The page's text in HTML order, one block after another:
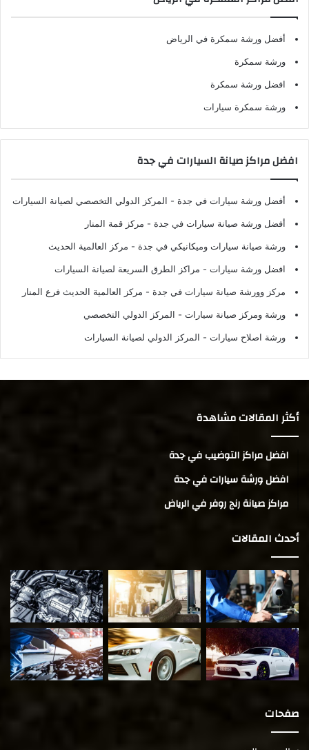
أفضل ورشة سمكرة في الرياض
ورشة سمكرة
افضل ورشة سمكرة
ورشة سمكرة سيارات
افضل مراكز صيانة السيارات في جدة
أفضل ورشة سيارات في جدة - المركز الدولي التخصصي لصيانة السيارات
أفضل ورشة صيانة سيارات في جدة - مركز قمة المنار
ورشة صيانة سيارات وميكانيكي في جدة - مركز العالمية الحديث
افضل ورشة سيارات - مراكز الطرق السريعة لصيانة السيارات
مركز وورشة صيانة سيارات في جدة - مركز العالمية الحديث فرع المنار
ورشة ومركز صيانة سيارات - المركز الدولي التخصصي
ورشة اصلاح سيارات - المركز الدولي لصيانة السيارات
أكثر المقالات مشاهدة
افضل مراكز التوضيب في جدة
افضل ورشة سيارات في جدة
مراكز صيانة رنج روفر في الرياض
أحدث المقالات
صفحات